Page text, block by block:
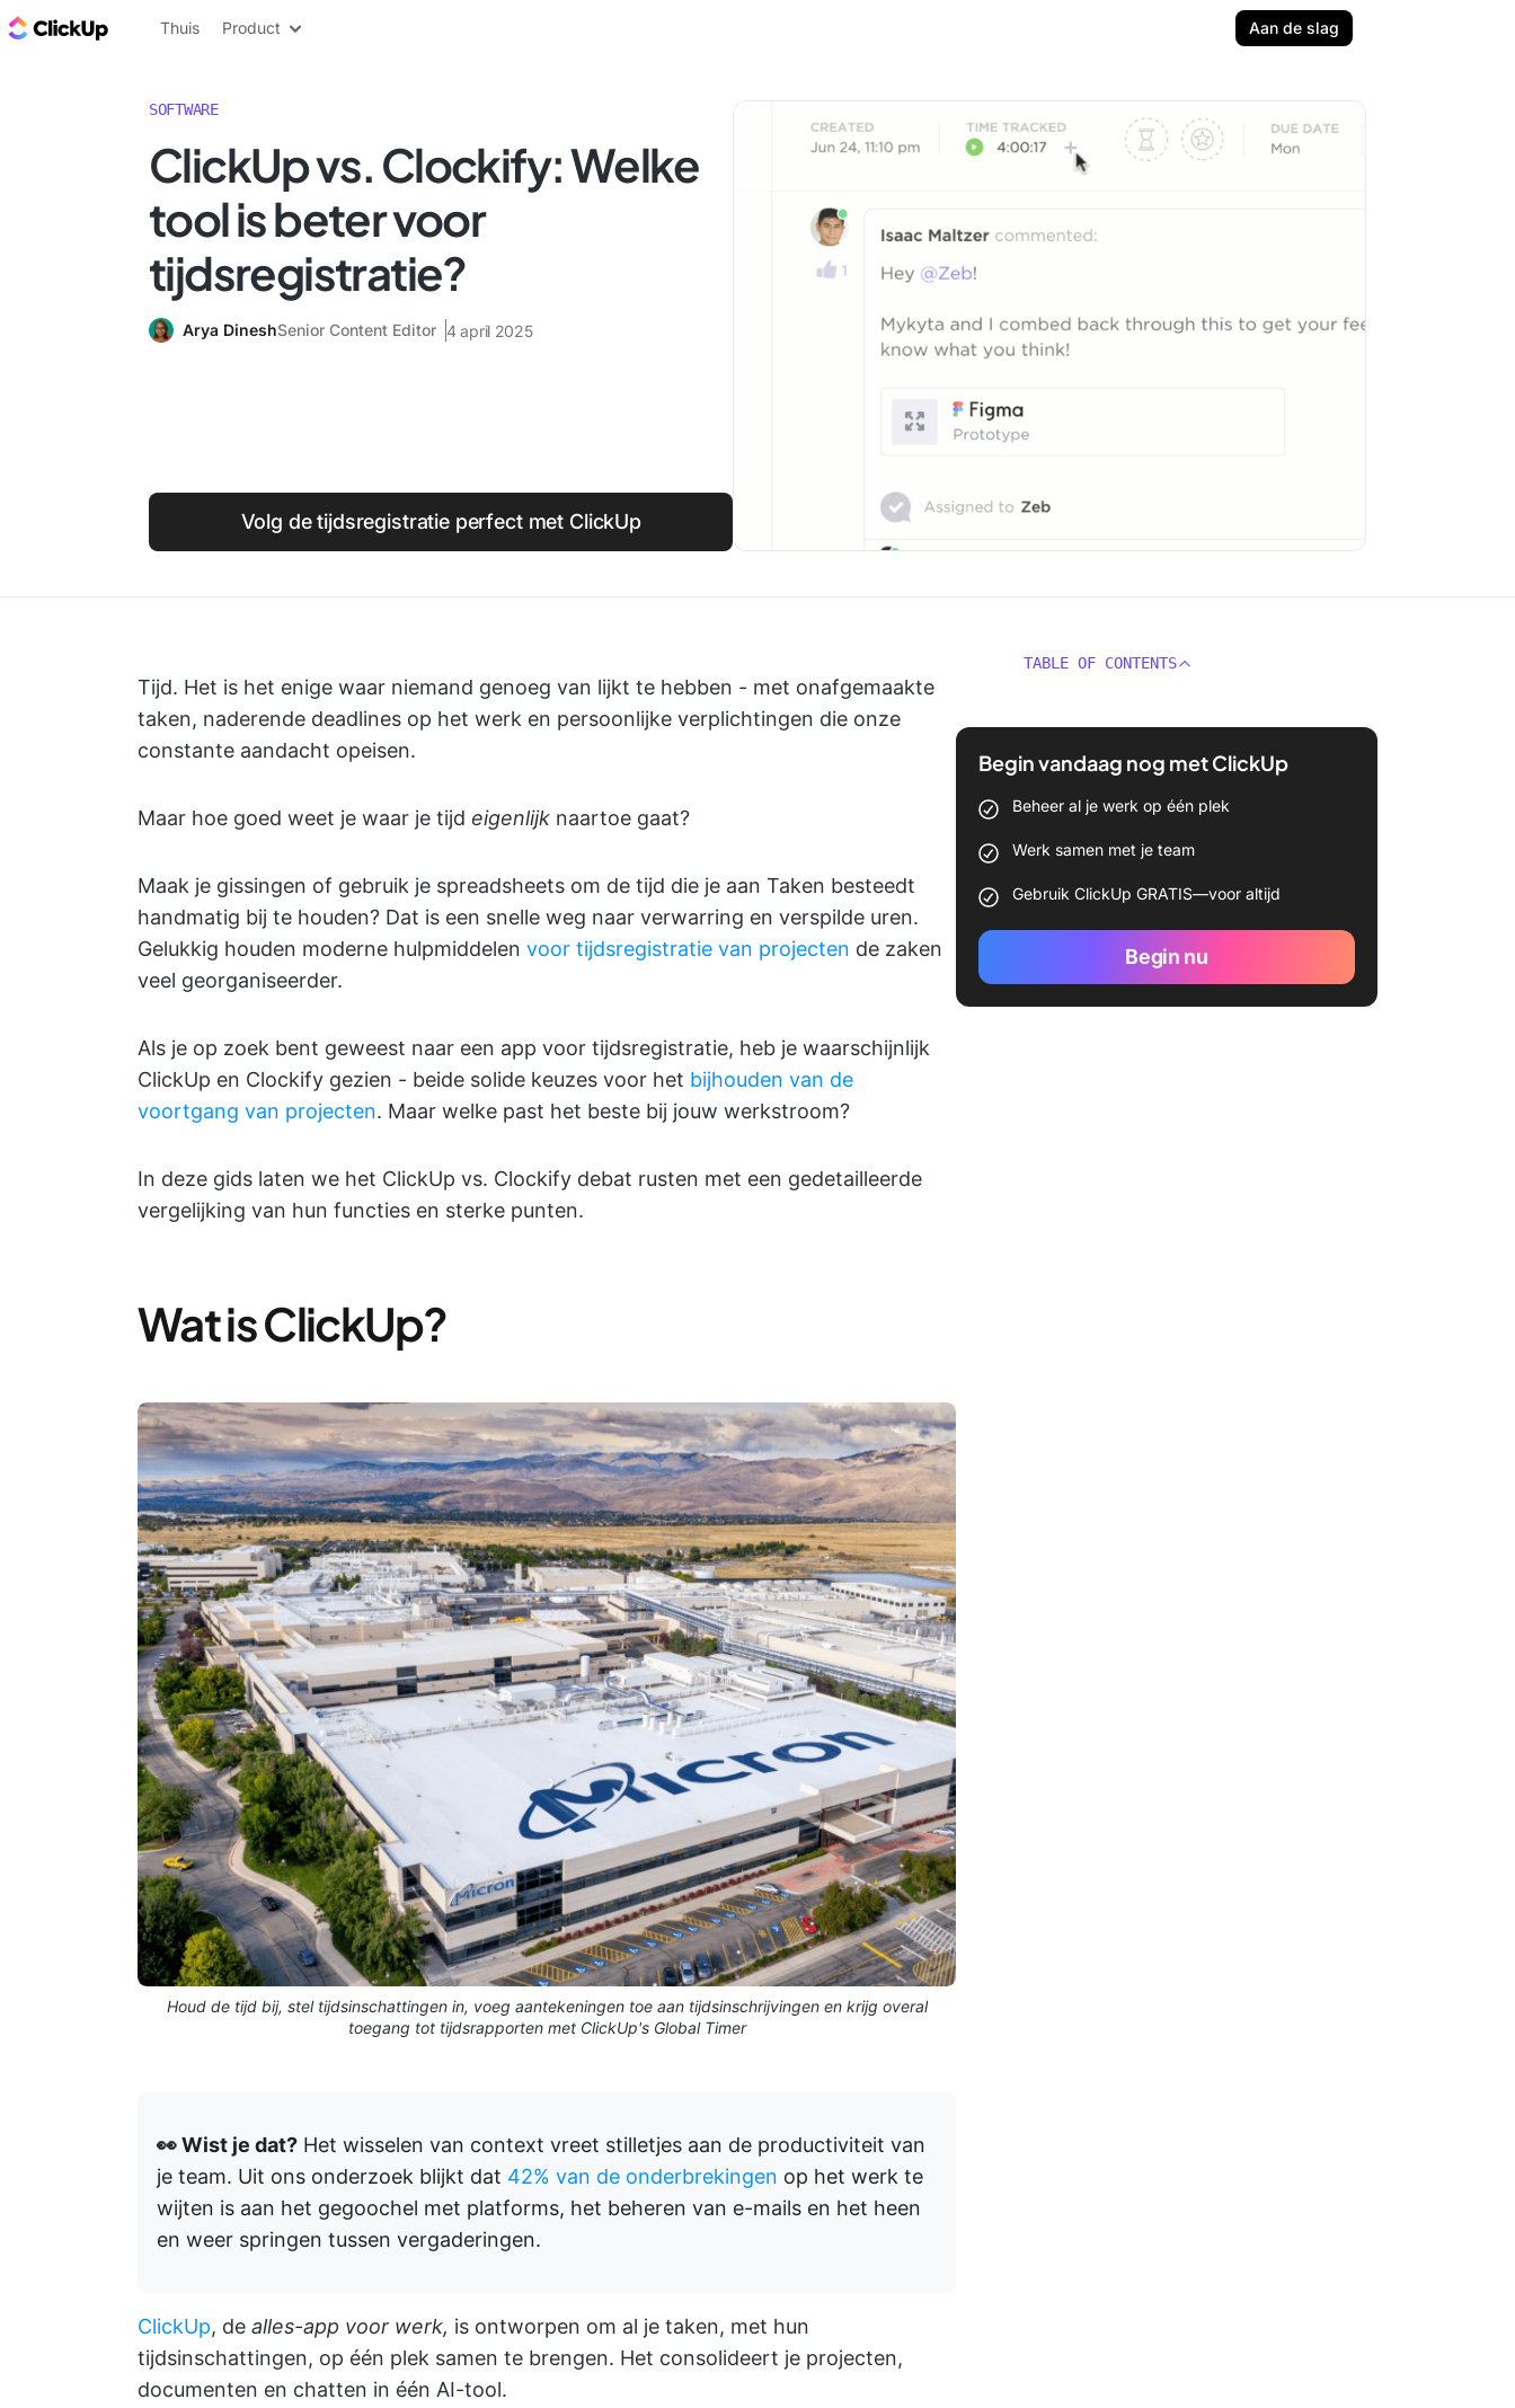
ClickUp Blog
Thuis Product Aan de slag
SOFTWARE
ClickUp vs. Clockify: Welke
tool is beter voor
tijdsregistratie?
Arya DineshSenior Content Editor 4 april 2025
Volg de tijdsregistratie perfect met ClickUp
Tijd. Het is het enige waar niemand genoeg van lijkt te hebben - met onafgemaakte
taken, naderende deadlines op het werk en persoonlijke verplichtingen die onze
constante aandacht opeisen.
Maar hoe goed weet je waar je tijd eigenlijk naartoe gaat?
Maak je gissingen of gebruik je spreadsheets om de tijd die je aan Taken besteedt
handmatig bij te houden? Dat is een snelle weg naar verwarring en verspilde uren.
Gelukkig houden moderne hulpmiddelen voor tijdsregistratie van projecten de zaken
veel georganiseerder.
Als je op zoek bent geweest naar een app voor tijdsregistratie, heb je waarschijnlijk
ClickUp en Clockify gezien - beide solide keuzes voor het bijhouden van de
voortgang van projecten. Maar welke past het beste bij jouw werkstroom?
In deze gids laten we het ClickUp vs. Clockify debat rusten met een gedetailleerde
vergelijking van hun functies en sterke punten.
Wat is ClickUp?
Houd de tijd bij, stel tijdsinschattingen in, voeg aantekeningen toe aan tijdsinschrijvingen en krijg overal
toegang tot tijdsrapporten met ClickUp's Global Timer
👀 Wist je dat? Het wisselen van context vreet stilletjes aan de productiviteit van
je team. Uit ons onderzoek blijkt dat 42% van de onderbrekingen op het werk te
wijten is aan het gegoochel met platforms, het beheren van e-mails en het heen
en weer springen tussen vergaderingen.
ClickUp, de alles-app voor werk, is ontworpen om al je taken, met hun
tijdsinschattingen, op één plek samen te brengen. Het consolideert je projecten,
documenten en chatten in één AI-tool.
TABLE OF CONTENTS
Begin vandaag nog met ClickUp
Beheer al je werk op één plek
Werk samen met je team
Gebruik ClickUp GRATIS—voor altijd
Begin nu